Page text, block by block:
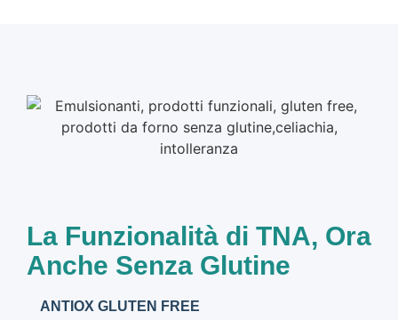
La Funzionalità di TNA, Ora
Anche Senza Glutine
ANTIOX GLUTEN FREE